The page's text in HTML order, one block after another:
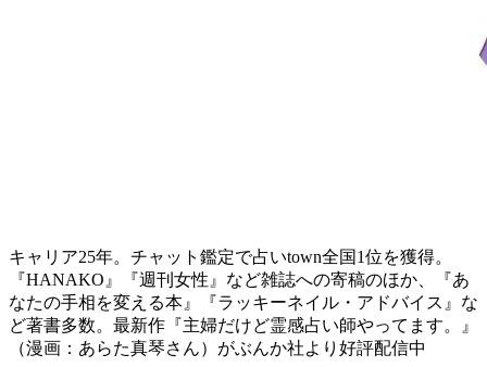
キャリア25年。チャット鑑定で占いtown全国1位を獲得。
『HANAKO』『週刊女性』など雑誌への寄稿のほか、『あ
なたの手相を変える本』『ラッキーネイル・アドバイス』な
ど著書多数。最新作『主婦だけど霊感占い師やってます。』
（漫画：あらた真琴さん）がぶんか社より好評配信中